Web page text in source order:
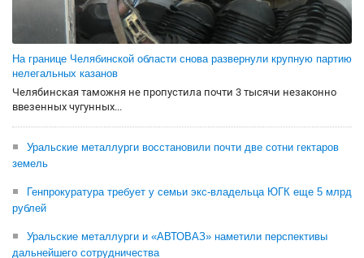
На границе Челябинской области снова развернули крупную партию
нелегальных казанов
Челябинская таможня не пропустила почти 3 тысячи незаконно
ввезенных чугунных...
Уральские металлурги восстановили почти две сотни гектаров
земель
Генпрокуратура требует у семьи экс-владельца ЮГК еще 5 млрд
рублей
Уральские металлурги и «АВТОВАЗ» наметили перспективы
дальнейшего сотрудничества